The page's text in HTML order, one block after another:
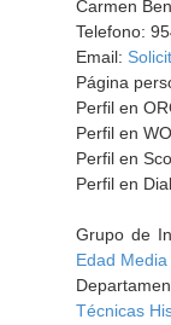
Carmen
Telefono:
Email:
Página
Perfil en
Perfil en
Perfil en
Perfil en
Grupo de
Edad Media
Técnicas